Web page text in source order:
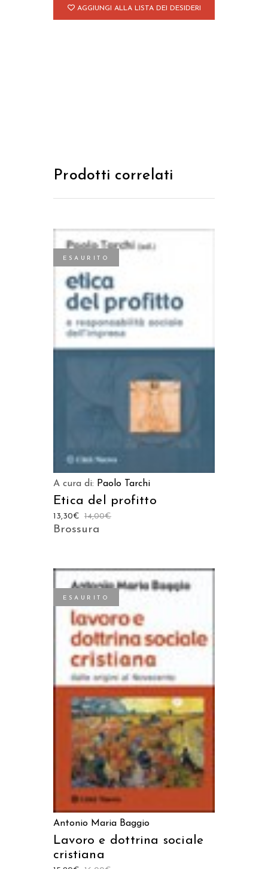
AGGIUNGI ALLA LISTA DEI DESIDERI
Prodotti correlati
ESAURITO
LEGGI TUTTO
A cura di: Paolo Tarchi
Etica del profitto
14,00€
13,30€
Brossura
ESAURITO
LEGGI TUTTO
Antonio Maria Baggio
Lavoro e dottrina sociale
cristiana